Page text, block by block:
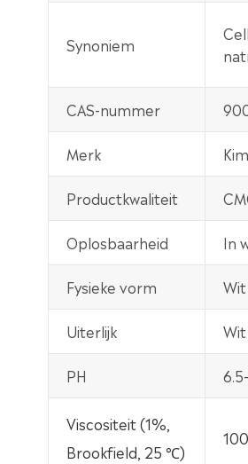
Synoniem
CAS-nummer
Merk
Productkwaliteit
Oplosbaarheid In
Fysieke vorm
Uiterlijk
PH
Viscositeit (1%,
Brookfield, 25 ℃)